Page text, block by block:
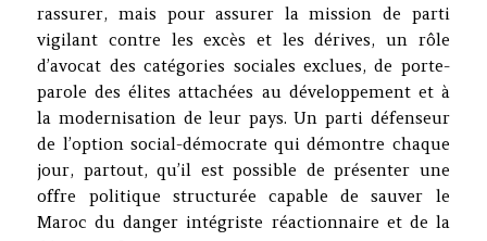
rassurer, mais pour assurer la mission de parti
vigilant contre les excès et les dérives, un rôle
d’avocat des catégories sociales exclues, de porte-
parole des élites attachées au développement et à
la modernisation de leur pays. Un parti défenseur
de l’option social-démocrate qui démontre chaque
jour, partout, qu’il est possible de présenter une
offre politique structurée capable de sauver le
Maroc du danger intégriste réactionnaire et de la